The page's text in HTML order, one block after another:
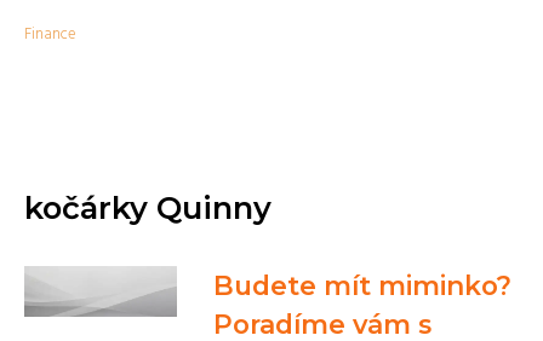
Finance
kočárky Quinny
Budete mít miminko?
Poradíme vám s